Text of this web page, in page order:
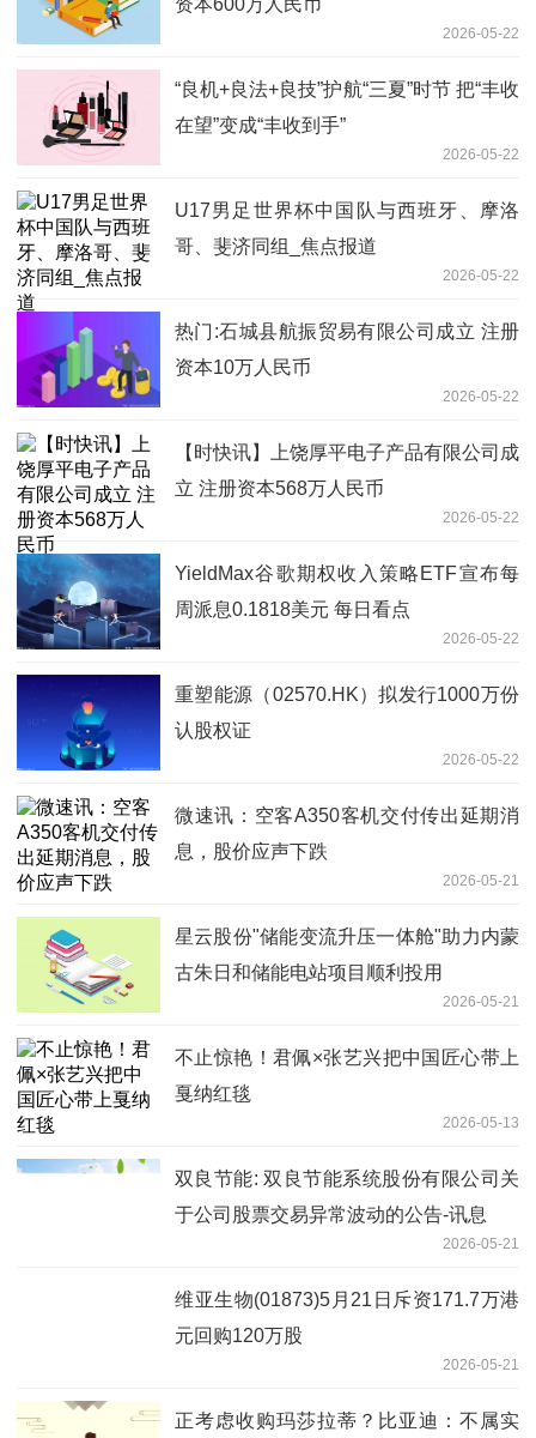
2026-05-22
“良机+良法+良技”护航“三夏”时节 把“丰收
在望”变成“丰收到手”
2026-05-22
U17男足世界杯中国队与西班牙、摩洛
哥、斐济同组_焦点报道
2026-05-22
热门:石城县航振贸易有限公司成立 注册
资本10万人民币
2026-05-22
【时快讯】上饶厚平电子产品有限公司成
立 注册资本568万人民币
2026-05-22
YieldMax谷歌期权收入策略ETF宣布每
周派息0.1818美元 每日看点
2026-05-22
重塑能源（02570.HK）拟发行1000万份
认股权证
2026-05-22
微速讯：空客A350客机交付传出延期消
息，股价应声下跌
2026-05-21
星云股份"储能变流升压一体舱"助力内蒙
古朱日和储能电站项目顺利投用
2026-05-21
不止惊艳！君佩×张艺兴把中国匠心带上
戛纳红毯
2026-05-13
双良节能: 双良节能系统股份有限公司关
于公司股票交易异常波动的公告-讯息
2026-05-21
维亚生物(01873)5月21日斥资171.7万港
元回购120万股
2026-05-21
正考虑收购玛莎拉蒂？比亚迪：不属实